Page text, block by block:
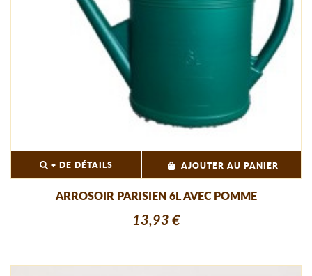
+ DE DÉTAILS AJOUTER AU PANIER
ARROSOIR PARISIEN 6L AVEC POMME
13,93 €